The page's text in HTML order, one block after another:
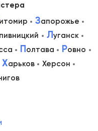
Запорожье
Луганск
Полтава Ровно
Харьков
Херсон